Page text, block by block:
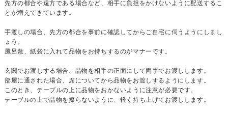
先方の都合や遠方である場合など、相手に負担をかけないように配送するこ
とが増えてきています。
手渡しの場合、先方の都合を事前に確認してからご自宅に伺うようにしまし
ょう。
風呂敷、紙袋に入れて品物をお持ちするのがマナーです。
玄関でお渡しする場合、品物を相手の正面にして両手でお渡しします。
部屋に通された場合、席についてから品物をお渡しするようにします。
このとき、テーブルの上に品物をおかないように注意が必要です。
テーブルの上で品物を擦らないように、軽く持ち上げてお渡しします。